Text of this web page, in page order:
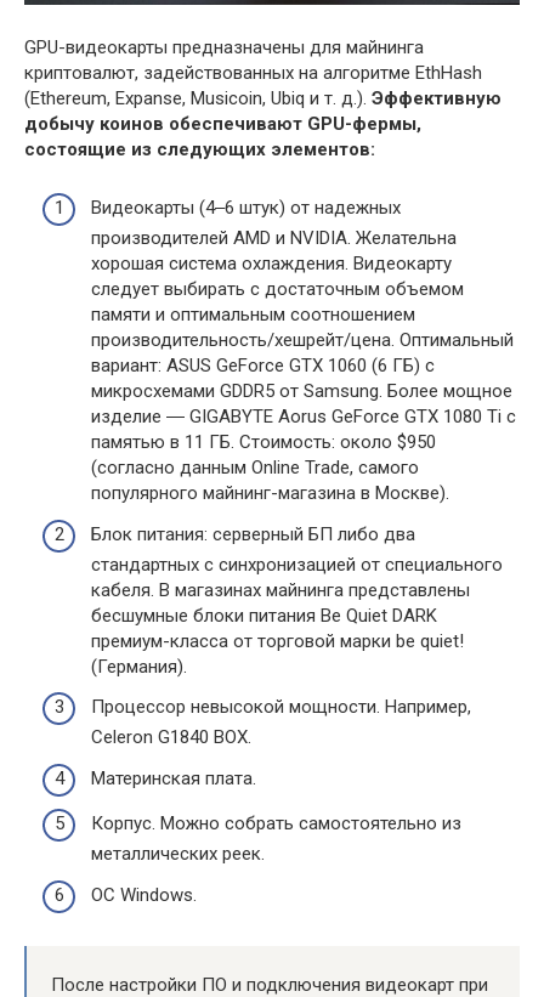
GPU-видеокарты предназначены для майнинга
криптовалют, задействованных на алгоритме EthHash
(Ethereum, Expanse, Musicoin, Ubiq и т. д.). Эффективную
добычу коинов обеспечивают GPU-фермы,
состоящие из следующих элементов:
Видеокарты (4‒6 штук) от надежных
производителей AMD и NVIDIA. Желательна
хорошая система охлаждения. Видеокарту
следует выбирать с достаточным объемом
памяти и оптимальным соотношением
производительность/хешрейт/цена. Оптимальный
вариант: ASUS GeForce GTX 1060 (6 ГБ) с
микросхемами GDDR5 от Samsung. Более мощное
изделие ― GIGABYTE Aorus GeForce GTX 1080 Ti c
памятью в 11 ГБ. Стоимость: около $950
(согласно данным Online Trade, самого
популярного майнинг-магазина в Москве).
Блок питания: серверный БП либо два
стандартных с синхронизацией от специального
кабеля. В магазинах майнинга представлены
бесшумные блоки питания Be Quiet DARK
премиум-класса от торговой марки be quiet!
(Германия).
Процессор невысокой мощности. Например,
Celeron G1840 BOX.
Материнская плата.
Корпус. Можно собрать самостоятельно из
металлических реек.
ОС Windows.
После настройки ПО и подключения видеокарт при